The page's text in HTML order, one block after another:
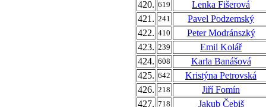
420. 619
Lenka Fišerová
421. 241
Pavel Podzemský
422. 410
Peter Modránszký
423. 239
Emil Kolář
424. 608
Karla Banášová
425. 642
Kristýna Petrovská
426. 218
Jiří Fomín
427. 718
Jakub Čebiš